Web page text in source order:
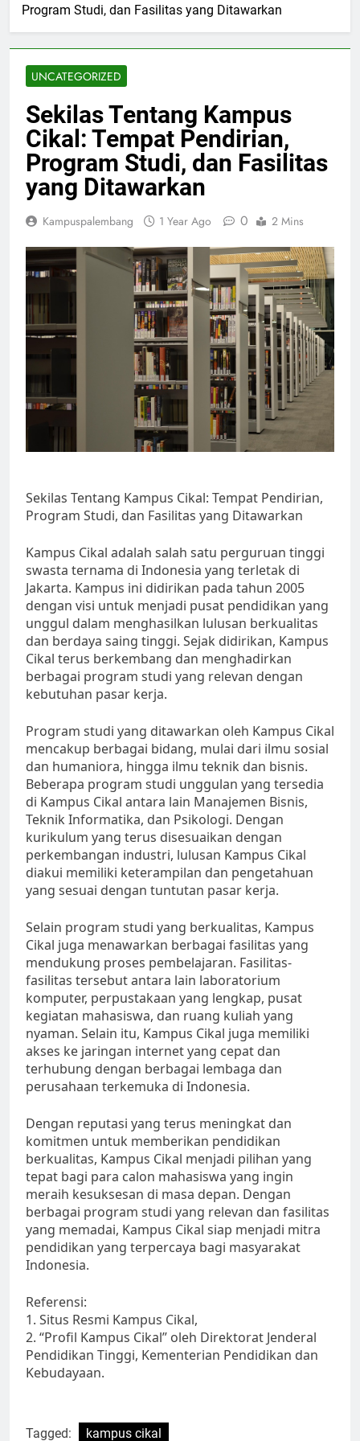
Program Studi, dan Fasilitas yang Ditawarkan
UNCATEGORIZED
Sekilas Tentang Kampus
Cikal: Tempat Pendirian,
Program Studi, dan Fasilitas
yang Ditawarkan
Kampuspalembang 1 Year Ago 0 2 Mins
Sekilas Tentang Kampus Cikal: Tempat Pendirian,
Program Studi, dan Fasilitas yang Ditawarkan
Kampus Cikal adalah salah satu perguruan tinggi
swasta ternama di Indonesia yang terletak di
Jakarta. Kampus ini didirikan pada tahun 2005
dengan visi untuk menjadi pusat pendidikan yang
unggul dalam menghasilkan lulusan berkualitas
dan berdaya saing tinggi. Sejak didirikan, Kampus
Cikal terus berkembang dan menghadirkan
berbagai program studi yang relevan dengan
kebutuhan pasar kerja.
Program studi yang ditawarkan oleh Kampus Cikal
mencakup berbagai bidang, mulai dari ilmu sosial
dan humaniora, hingga ilmu teknik dan bisnis.
Beberapa program studi unggulan yang tersedia
di Kampus Cikal antara lain Manajemen Bisnis,
Teknik Informatika, dan Psikologi. Dengan
kurikulum yang terus disesuaikan dengan
perkembangan industri, lulusan Kampus Cikal
diakui memiliki keterampilan dan pengetahuan
yang sesuai dengan tuntutan pasar kerja.
Selain program studi yang berkualitas, Kampus
Cikal juga menawarkan berbagai fasilitas yang
mendukung proses pembelajaran. Fasilitas-
fasilitas tersebut antara lain laboratorium
komputer, perpustakaan yang lengkap, pusat
kegiatan mahasiswa, dan ruang kuliah yang
nyaman. Selain itu, Kampus Cikal juga memiliki
akses ke jaringan internet yang cepat dan
terhubung dengan berbagai lembaga dan
perusahaan terkemuka di Indonesia.
Dengan reputasi yang terus meningkat dan
komitmen untuk memberikan pendidikan
berkualitas, Kampus Cikal menjadi pilihan yang
tepat bagi para calon mahasiswa yang ingin
meraih kesuksesan di masa depan. Dengan
berbagai program studi yang relevan dan fasilitas
yang memadai, Kampus Cikal siap menjadi mitra
pendidikan yang terpercaya bagi masyarakat
Indonesia.
Referensi:
1. Situs Resmi Kampus Cikal,
2. “Profil Kampus Cikal” oleh Direktorat Jenderal
Pendidikan Tinggi, Kementerian Pendidikan dan
Kebudayaan.
Tagged: kampus cikal